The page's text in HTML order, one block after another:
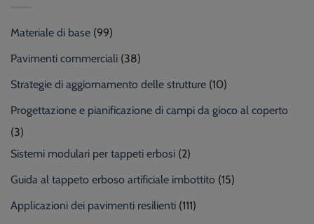
Materiale di base (99)
Pavimenti commerciali (38)
Strategie di aggiornamento delle strutture (10)
Progettazione e pianificazione di campi da gioco al coperto
(3)
Sistemi modulari per tappeti erbosi (2)
Guida al tappeto erboso artificiale imbottito (15)
Applicazioni dei pavimenti resilienti (111)